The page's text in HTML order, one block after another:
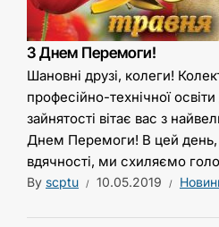
З Днем Перемоги!
Шановні друзі, колеги!
професійно-технічної
зайнятості вітає вас з
Днем Перемоги! В цей день,
вдячності, ми схиляємо
By scptu 10.05.2019